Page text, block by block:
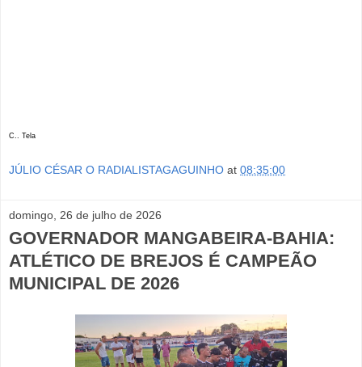
C.. Tela
JÚLIO CÉSAR O RADIALISTAGAGUINHO at 08:35:00
domingo, 26 de julho de 2026
GOVERNADOR MANGABEIRA-BAHIA:
ATLÉTICO DE BREJOS É CAMPEÃO
MUNICIPAL DE 2026